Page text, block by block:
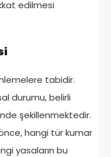
edilmesi
tabidir.
durumu, belirli
şekillenmektedir.
hangi tür kumar
yasaların bu